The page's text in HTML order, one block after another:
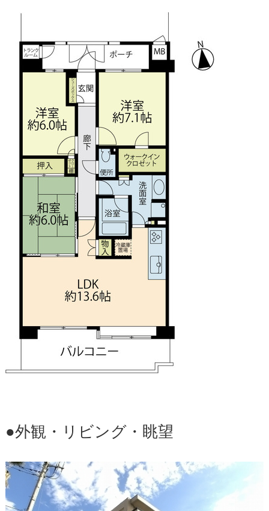
●外観・リビング・眺望